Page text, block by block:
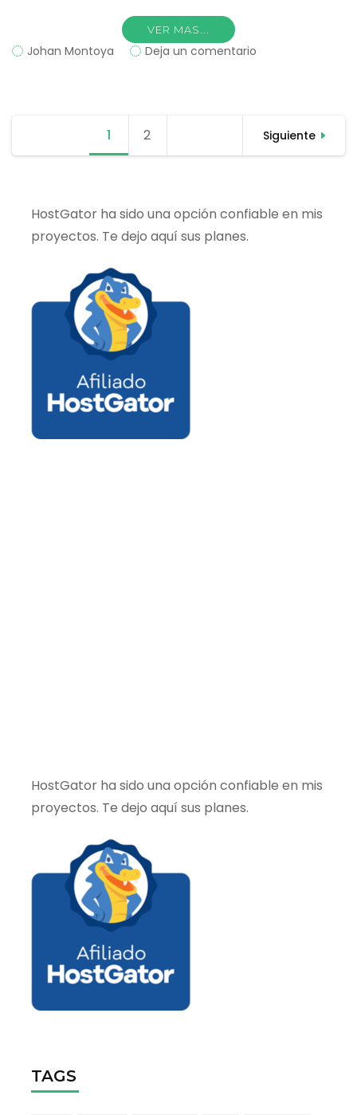
VER MAS...
Johan Montoya Deja un comentario
con
Paginación Página
1 Página
2 Siguiente
HostGator ha sido una opción confiable en mis
proyectos. Te dejo aquí sus planes.
HostGator ha sido una opción confiable en mis
proyectos. Te dejo aquí sus planes.
TAGS